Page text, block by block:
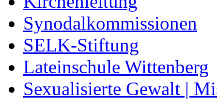
Synodalkommissionen
SELK-Stiftung
Lateinschule Wittenberg
Sexualisierte Gewalt |